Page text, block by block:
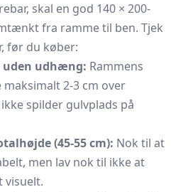
skal en god 140 × 200-
fra ramme til ben. Tjek
før du køber:
uden udhæng: Rammens
2-3 cm over
spilder gulvplads på
(45-55 cm): Nok til at
men lav nok til ikke at
visuelt.